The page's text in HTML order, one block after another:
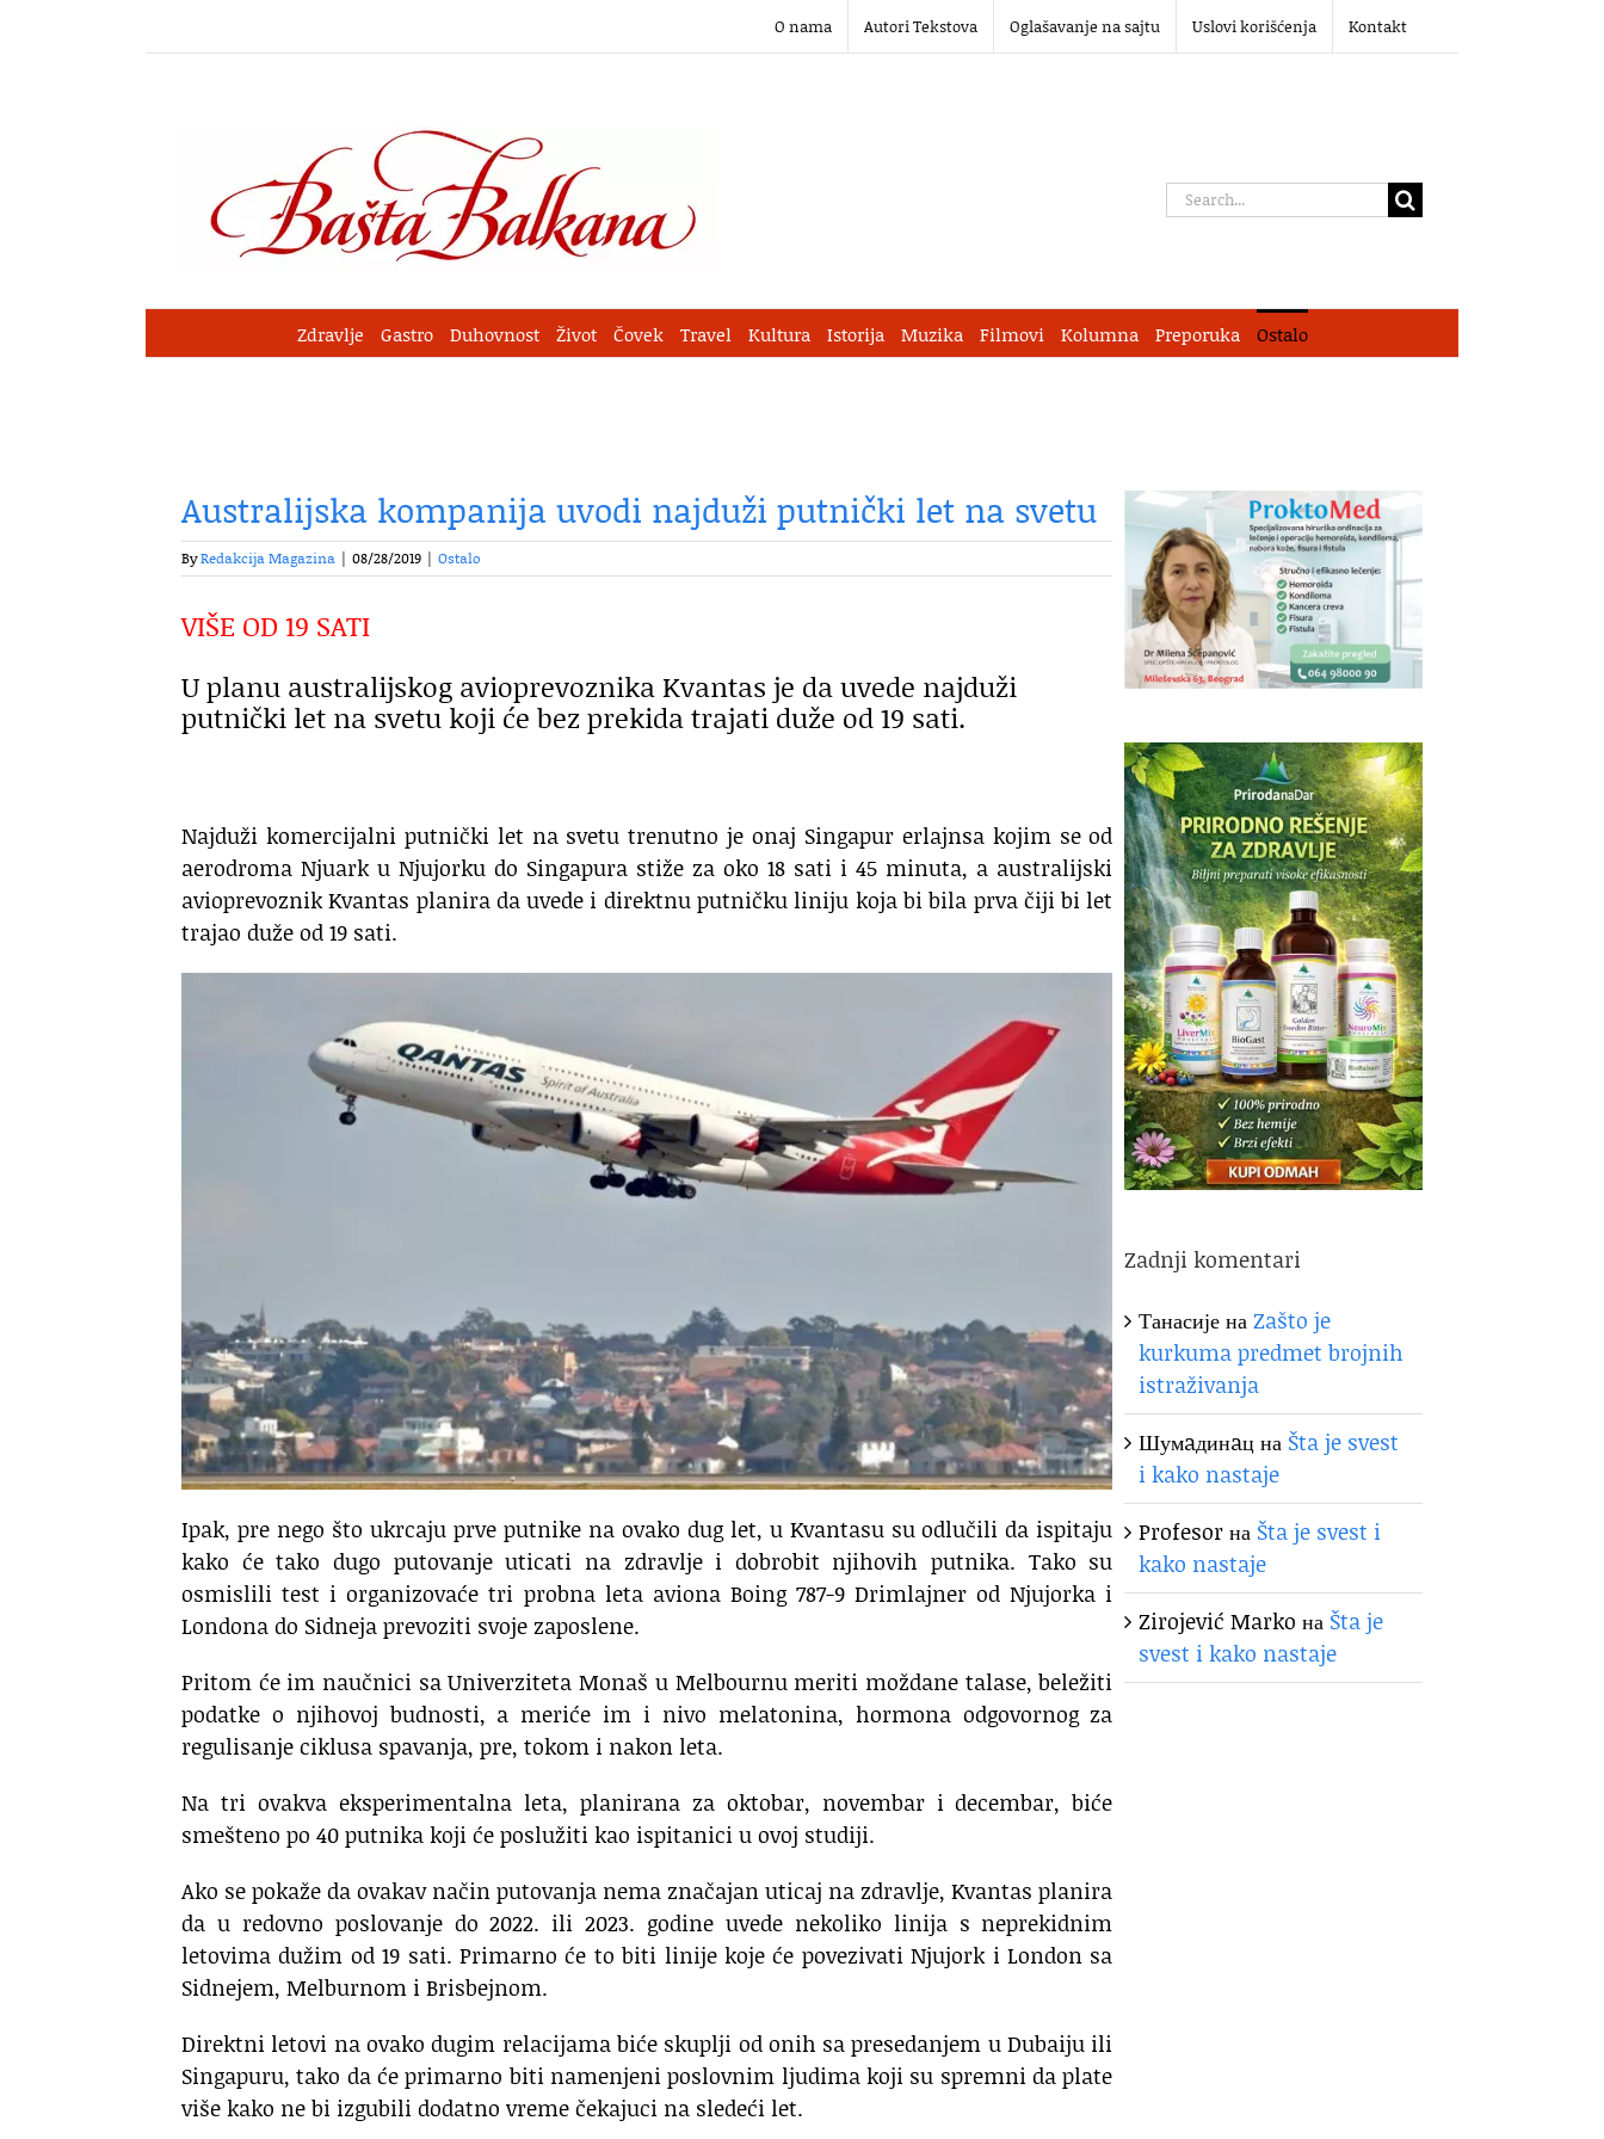
O nama Autori Tekstova Oglašavanje na sajtu Uslovi korišćenja Kontakt
Search
Zdravlje Gastro Duhovnost Život Čovek Travel Kultura Istorija Muzika Filmovi Kolumna Preporuka Ostalo
Australijska kompanija uvodi najduži putnički let na svetu
ByRedakcija Magazina | 08/28/2019 | Ostalo
VIŠE OD 19 SATI
U planu australijskog avioprevoznika Kvantas je da uvede najduži
putnički let na svetu koji će bez prekida trajati duže od 19 sati.
Najduži komercijalni putnički let na svetu trenutno je onaj Singapur erlajnsa kojim se od
aerodroma Njuark u Njujorku do Singapura stiže za oko 18 sati i 45 minuta, a australijski
avioprevoznik Kvantas planira da uvede i direktnu putničku liniju koja bi bila prva čiji bi let
trajao duže od 19 sati.
Ipak, pre nego što ukrcaju prve putnike na ovako dug let, u Kvantasu su odlučili da ispitaju
kako će tako dugo putovanje uticati na zdravlje i dobrobit njihovih putnika. Tako su
osmislili test i organizovaće tri probna leta aviona Boing 787-9 Drimlajner od Njujorka i
Londona do Sidneja prevoziti svoje zaposlene.
Pritom će im naučnici sa Univerziteta Monaš u Melbournu meriti moždane talase, beležiti
podatke o njihovoj budnosti, a meriće im i nivo melatonina, hormona odgovornog za
regulisanje ciklusa spavanja, pre, tokom i nakon leta.
Na tri ovakva eksperimentalna leta, planirana za oktobar, novembar i decembar, biće
smešteno po 40 putnika koji će poslužiti kao ispitanici u ovoj studiji.
Ako se pokaže da ovakav način putovanja nema značajan uticaj na zdravlje, Kvantas planira
da u redovno poslovanje do 2022. ili 2023. godine uvede nekoliko linija s neprekidnim
letovima dužim od 19 sati. Primarno će to biti linije koje će povezivati Njujork i London sa
Sidnejem, Melburnom i Brisbejnom.
Direktni letovi na ovako dugim relacijama biće skuplji od onih sa presedanjem u Dubaiju ili
Singapuru, tako da će primarno biti namenjeni poslovnim ljudima koji su spremni da plate
više kako ne bi izgubili dodatno vreme čekajuci na sledeći let.
Zadnji komentari
ТанасијенаZašto je
kurkuma predmet brojnih
istraživanja
Шумaдинaцна Šta je svest
i kako nastaje
Profesorна Šta je svest i
kako nastaje
Zirojević Marko на Šta je
svest i kako nastaje